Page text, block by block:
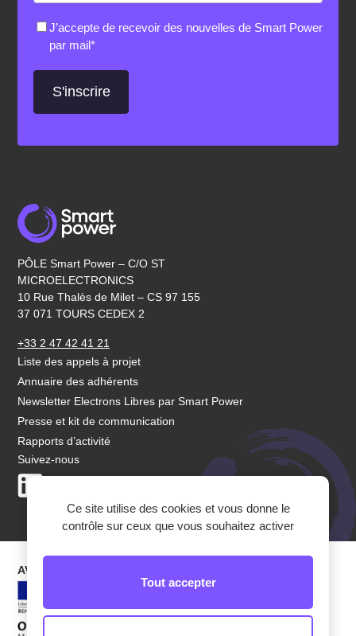
RGPD*
J’accepte de recevoir des nouvelles de Smart Power
par mail*
PÔLE Smart Power – C/O ST
MICROELECTRONICS
10 Rue Thalès de Milet – CS 97 155
37 071 TOURS CEDEX 2
+33 2 47 42 41 21
Liste des appels à projet
Annuaire des adhérents
Newsletter Electrons Libres par Smart Power
Presse et kit de communication
Rapports d’activité
Suivez-nous
LinkedInYoutube
AVEC LEUR SOUTIEN
Ce site utilise des cookies et vous donne le
contrôle sur ceux que vous souhaitez activer
Tout accepter